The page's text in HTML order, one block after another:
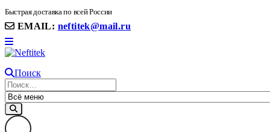
Быстрая доставка по всей России
EMAIL: neftitek@mail.ru
Поиск
8(906) 399 11 22 | 8(905)367-58-58